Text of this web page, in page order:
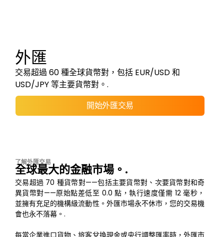
外匯
交易超過 60 種全球貨幣對，包括 EUR/USD 和
USD/JPY 等主要貨幣對。.
開始外匯交易
了解外匯交易
全球最大的金融市場。.
交易超過 70 種貨幣對——包括主要貨幣對、次要貨幣對和奇
異貨幣對——原始點差低至 0.0 點，執行速度僅需 12 毫秒，
並擁有充足的機構級流動性。外匯市場永不休市，您的交易機
會也永不落幕。.
每當企業進口貨物、旅客兌換現金或央行調整匯率時，外匯市